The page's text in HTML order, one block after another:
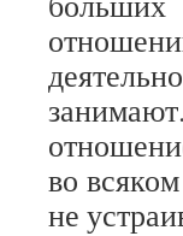
во
не